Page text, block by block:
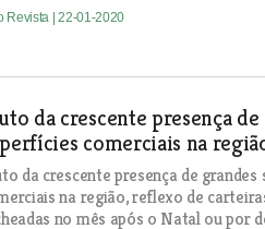
Revista | 22-01-2020
da crescente presença de
comerciais na
da crescente presença de grandes
na região, reflexo de
no mês após o Natal ou por